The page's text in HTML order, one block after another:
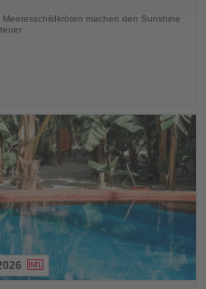
machen den Sunshine